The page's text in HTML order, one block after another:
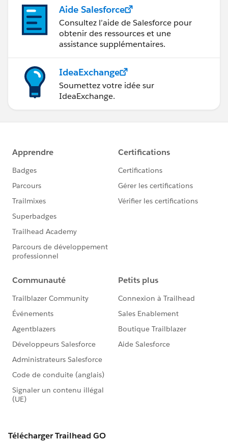
Aide Salesforce
Consultez l’aide de Salesforce pour
obtenir des ressources et une
assistance supplémentaires.
IdeaExchange
Soumettez votre idée sur
IdeaExchange.